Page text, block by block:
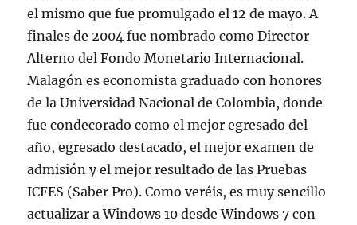
el mismo que fue promulgado el 12 de mayo. A
finales de 2004 fue nombrado como Director
Alterno del Fondo Monetario Internacional.
Malagón es economista graduado con honores
de la Universidad Nacional de Colombia, donde
fue condecorado como el mejor egresado del
año, egresado destacado, el mejor examen de
admisión y el mejor resultado de las Pruebas
ICFES (Saber Pro). Como veréis, es muy sencillo
actualizar a Windows 10 desde Windows 7 con